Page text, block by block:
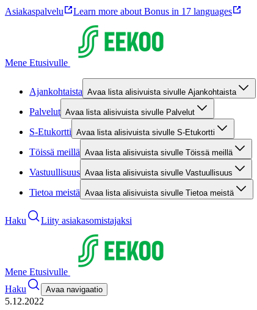
Asiakaspalvelu Learn more about Bonus in 17 languages
Mene Etusivulle
Ajankohtaista Avaa lista alisivuista sivulle Ajankohtaista
Palvelut Avaa lista alisivuista sivulle Palvelut
S-Etukortti Avaa lista alisivuista sivulle S-Etukortti
Töissä meillä Avaa lista alisivuista sivulle Töissä meillä
Vastuullisuus Avaa lista alisivuista sivulle Vastuullisuus
Tietoa meistä Avaa lista alisivuista sivulle Tietoa meistä
Haku Liity asiakasomistajaksi
Mene Etusivulle
Haku
Avaa navigaatio
5.12.2022